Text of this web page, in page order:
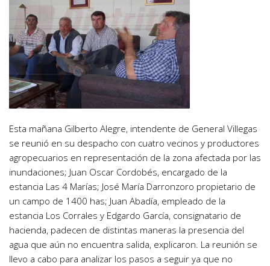
Esta mañana Gilberto Alegre, intendente de General Villegas
se reunió en su despacho con cuatro vecinos y productores
agropecuarios en representación de la zona afectada por las
inundaciones; Juan Oscar Cordobés, encargado de la
estancia Las 4 Marías; José María Darronzoro propietario de
un campo de 1400 has; Juan Abadía, empleado de la
estancia Los Corrales y Edgardo García, consignatario de
hacienda, padecen de distintas maneras la presencia del
agua que aún no encuentra salida, explicaron. La reunión se
llevo a cabo para analizar los pasos a seguir ya que no